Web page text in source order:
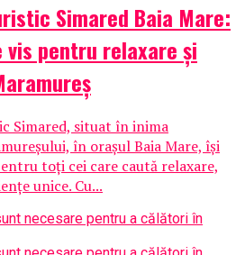
Simared Baia Mare:
vis pentru relaxare și
Simared, situat în inima
în orașul Baia Mare, își
toți cei care caută relaxare,
unice. Cu...